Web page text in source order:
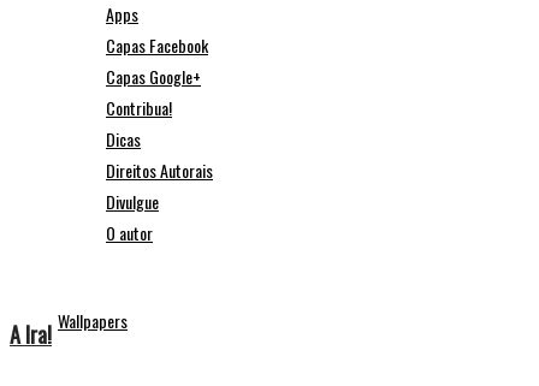
Apps
Capas Facebook
Capas Google+
Contribua!
Dicas
Direitos Autorais
Divulgue
O autor
Wallpapers
A Ira!